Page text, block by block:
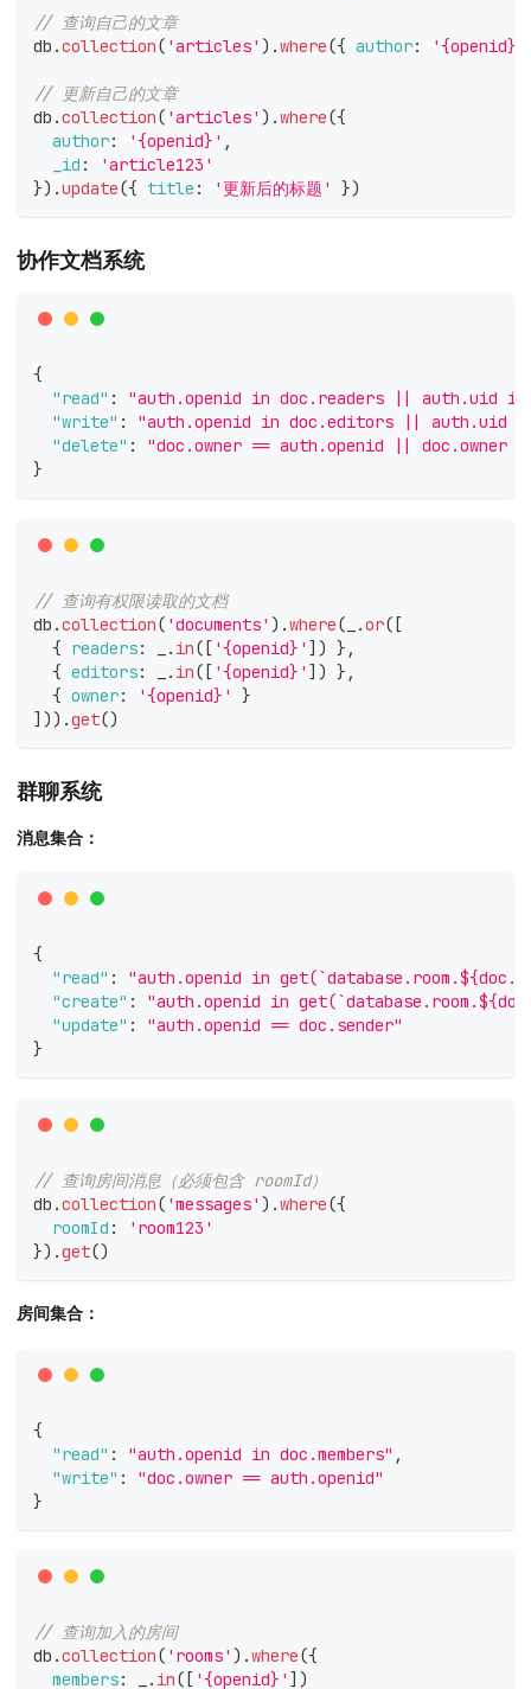
// 查询自己的文章
db .collection( 'articles' ) .where({ author: '{openid}'
// 更新自己的文章
db .collection( 'articles' ) .where({
author: '{openid}' ,
_id :
'article123'
}) .update({ title : '更新后的标题' })
协作文档系统
{
"read" :
"auth.openid in doc.readers || auth.uid
"write" :
"auth.openid in doc.editors || auth.uid
"delete" :
"doc.owner == auth.openid || doc.owner
}
// 查询有权限读取的文档
db .collection( 'documents' ) .where( .or( [
{ readers: . in( [ '{openid}' ] ) } ,
{ editors: . in( [ '{openid}' ] ) } ,
{ owner: '{openid}'
}
] )) .get()
群聊系统
消息集合：
{
"read" :
"auth.openid in
"create" :
"auth.openid in
"update" :
"auth.openid == doc.sender"
}
// 查询房间消息（必须包含 roomId）
db .collection( 'messages' ) .where({
roomId :
'room123'
}) .get()
房间集合：
{
"read" : "auth.openid in doc.members" ,
"write" :
"doc.owner == auth.openid"
}
// 查询加入的房间
db .collection( 'rooms' ) .where({
members: . in( [ '{openid}' ] )